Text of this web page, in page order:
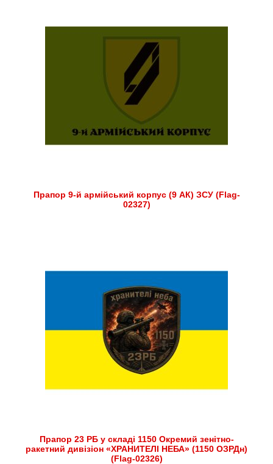
Прапор 9-й армійський корпус (9 АК) ЗСУ (Flag-
02327)
Прапор 23 РБ у складі 1150 Окремий зенітно-
ракетний дивізіон «ХРАНИТЕЛІ НЕБА» (1150 ОЗРДн)
(Flag-02326)